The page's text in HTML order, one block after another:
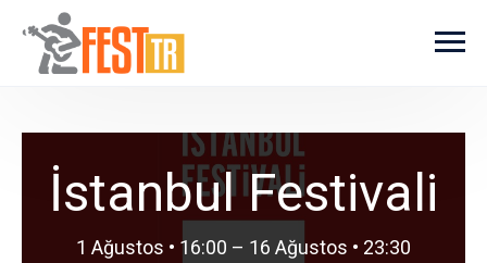
Ana içeriğe atla
İstanbul Festivali
1 Ağustos • 16:00 – 16 Ağustos • 23:30